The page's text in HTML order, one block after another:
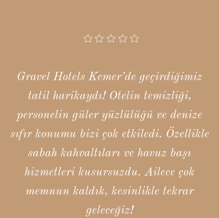
Gravel Hotels Kemer’de geçirdiğimiz
tatil harikaydı! Otelin temizliği,
personelin güler yüzlülüğü ve denize
sıfır konumu bizi çok etkiledi. Özellikle
sabah kahvaltıları ve havuz başı
hizmetleri kusursuzdu. Ailece çok
memnun kaldık, kesinlikle tekrar
geleceğiz!